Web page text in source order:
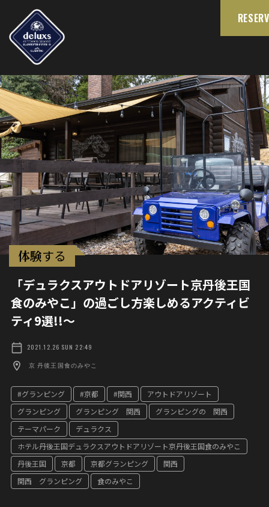
体験する
「デュラクスアウトドアリゾート京丹後王国
食のみやこ」の過ごし方楽しめるアクティビ
ティ9選!!～
2021.12.26 SUN 22:49
京 丹後王国食のみやこ
#グランピング #京都 #関西
アウトドアリゾート
グランピング
グランピング 関西
グランピングの 関西
テーマパーク
デュラクス
ホテル丹後王国デュラクスアウトドアリゾート京丹後王国食のみやこ
丹後王国
京都 京都グランピング
関西
関西 グランピング
食のみやこ